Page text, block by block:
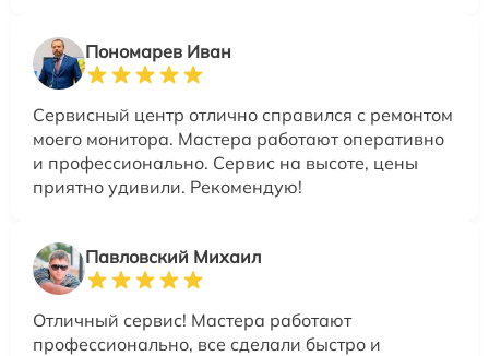
Пономарев Иван
Сервисный центр отлично справился с ремонтом
моего монитора. Мастера работают оперативно
и профессионально. Сервис на высоте, цены
приятно удивили. Рекомендую!
Павловский Михаил
Отличный сервис! Мастера работают
профессионально, все сделали быстро и